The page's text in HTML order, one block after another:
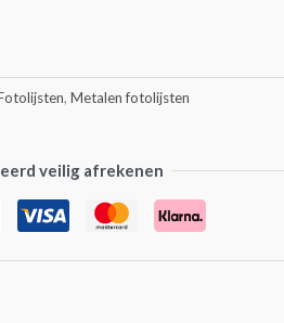
, Metalen fotolijsten
veilig afrekenen